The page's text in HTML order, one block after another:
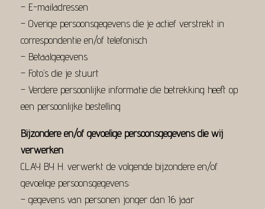
– E-mailadressen
– Overige persoonsgegevens die je actief verstrekt in
correspondentie en/of telefonisch
– Betaalgegevens
– Foto’s die je stuurt
– Verdere persoonlijke informatie die betrekking heeft op
een persoonlijke bestelling
Bijzondere en/of gevoelige persoonsgegevens die wij
verwerken
CLAY BY H. verwerkt de volgende bijzondere en/of
gevoelige persoonsgegevens:
– gegevens van personen jonger dan 16 jaar